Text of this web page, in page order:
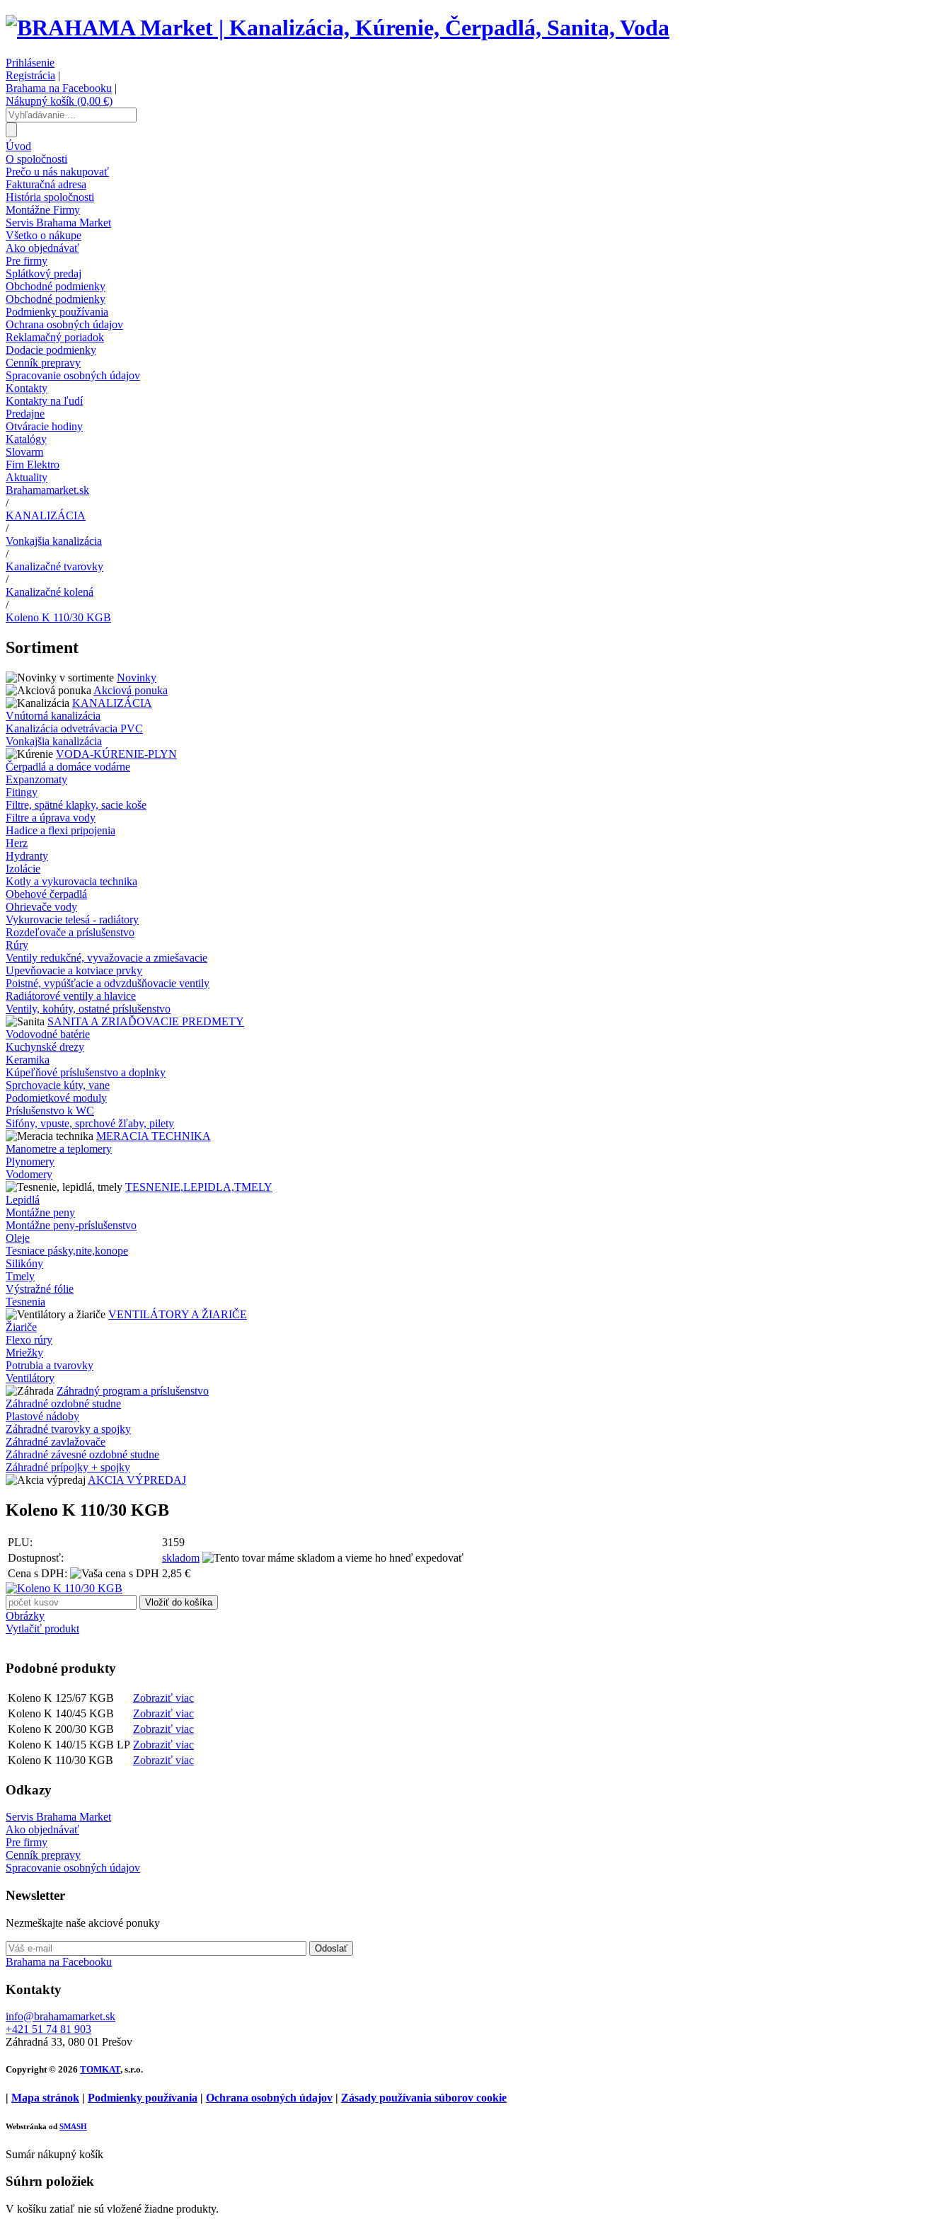
Prihlásenie
Registrácia |
Brahama na Facebooku |
Nákupný košík (0,00 €)
Úvod
O spoločnosti
Prečo u nás nakupovať
Fakturačná adresa
História spoločnosti
Montážne Firmy
Servis Brahama Market
Všetko o nákupe
Ako objednávať
Pre firmy
Splátkový predaj
Obchodné podmienky
Obchodné podmienky
Podmienky používania
Ochrana osobných údajov
Reklamačný poriadok
Dodacie podmienky
Cenník prepravy
Spracovanie osobných údajov
Kontakty
Kontakty na ľudí
Predajne
Otváracie hodiny
Katalógy
Slovarm
Firn Elektro
Aktuality
Brahamamarket.sk
/
KANALIZÁCIA
/
Vonkajšia kanalizácia
/
Kanalizačné tvarovky
/
Kanalizačné kolená
/
Koleno K 110/30 KGB
Sortiment
Novinky
Akciová ponuka
KANALIZÁCIA
Vnútorná kanalizácia
Kanalizácia odvetrávacia PVC
Vonkajšia kanalizácia
VODA-KÚRENIE-PLYN
Čerpadlá a domáce vodárne
Expanzomaty
Fitingy
Filtre, spätné klapky, sacie koše
Filtre a úprava vody
Hadice a flexi pripojenia
Herz
Hydranty
Izolácie
Kotly a vykurovacia technika
Obehové čerpadlá
Ohrievače vody
Vykurovacie telesá - radiátory
Rozdeľovače a príslušenstvo
Rúry
Ventily redukčné, vyvažovacie a zmiešavacie
Upevňovacie a kotviace prvky
Poistné, vypúšťacie a odvzdušňovacie ventily
Radiátorové ventily a hlavice
Ventily, kohúty, ostatné príslušenstvo
SANITA A ZRIAĎOVACIE PREDMETY
Vodovodné batérie
Kuchynské drezy
Keramika
Kúpeľňové príslušenstvo a doplnky
Sprchovacie kúty, vane
Podomietkové moduly
Príslušenstvo k WC
Sifóny, vpuste, sprchové žľaby, pilety
MERACIA TECHNIKA
Manometre a teplomery
Plynomery
Vodomery
TESNENIE,LEPIDLA,TMELY
Lepidlá
Montážne peny
Montážne peny-príslušenstvo
Oleje
Tesniace pásky,nite,konope
Silikóny
Tmely
Výstražné fólie
Tesnenia
VENTILÁTORY A ŽIARIČE
Žiariče
Flexo rúry
Mriežky
Potrubia a tvarovky
Ventilátory
Záhradný program a príslušenstvo
Záhradné ozdobné studne
Plastové nádoby
Záhradné tvarovky a spojky
Záhradné zavlažovače
Záhradné závesné ozdobné studne
Záhradné prípojky + spojky
AKCIA VÝPREDAJ
Koleno K 110/30 KGB
PLU:
3159
Dostupnosť:
skladom
Cena s DPH:
2,85 €
Obrázky
Vytlačiť produkt
Podobné produkty
Koleno K 125/67 KGB
Zobraziť viac
Koleno K 140/45 KGB
Zobraziť viac
Koleno K 200/30 KGB
Zobraziť viac
Koleno K 140/15 KGB LP Zobraziť viac
Koleno K 110/30 KGB
Zobraziť viac
Odkazy
Servis Brahama Market
Ako objednávať
Pre firmy
Cenník prepravy
Spracovanie osobných údajov
Newsletter
Nezmeškajte naše akciové ponuky
Brahama na Facebooku
Kontakty
info@brahamamarket.sk
+421 51 74 81 903
Záhradná 33, 080 01 Prešov
Copyright © 2026 TOMKAT, s.r.o.
| Mapa stránok | Podmienky používania | Ochrana osobných údajov | Zásady používania súborov cookie
Webstránka od SMASH
Sumár nákupný košík
Súhrn položiek
V košíku zatiaľ nie sú vložené žiadne produkty.